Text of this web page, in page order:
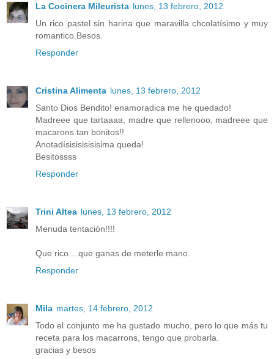
La Cocinera Mileurista lunes, 13 febrero, 2012
Un rico pastel sin harina que maravilla chcolatísimo y muy
romantico.Besos.
Responder
Cristina Alimenta lunes, 13 febrero, 2012
Santo Dios Bendito! enamoradica me he quedado!
Madreee que tartaaaa, madre que rellenooo, madreee que
macarons tan bonitos!!
Anotadísisisisisisima queda!
Besitossss
Responder
Trini Altea lunes, 13 febrero, 2012
Menuda tentación!!!!
Que rico....que ganas de meterle mano.
Responder
Mila martes, 14 febrero, 2012
Todo el conjunto me ha gustado mucho, pero lo que más tu
receta para los macarrons, tengo que probarla.
gracias y besos